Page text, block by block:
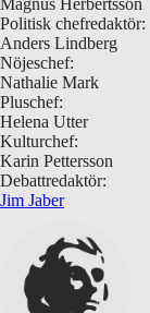
Magnus Herbertsson
Politisk chefredaktör:
Anders Lindberg
Nöjeschef:
Nathalie Mark
Pluschef:
Helena Utter
Kulturchef:
Karin Pettersson
Debattredaktör:
Jim Jaber